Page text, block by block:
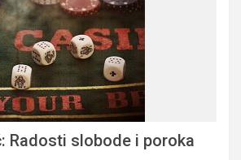
Radosti slobode i poroka